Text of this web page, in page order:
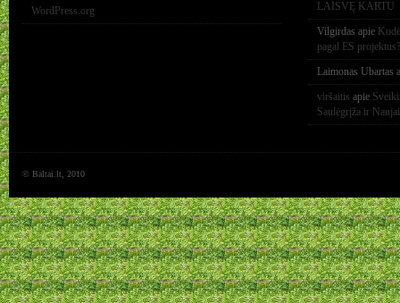
WordPress.org
LAISVĘ KARTU
Vilgirdas apie
pagal ES projektus?
Laimonas Ubartas
viršaitis apie
Saulėgrįža ir
© Baltai.lt, 2010